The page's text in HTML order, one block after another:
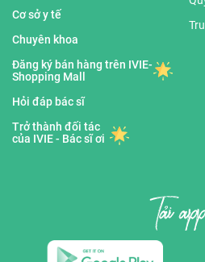
Cơ sở y tế
Chuyên khoa
Đăng ký bán hàng trên IVIE-
Shopping Mall
Hỏi đáp bác sĩ
Trở thành đối tác
của IVIE - Bác sĩ ơi